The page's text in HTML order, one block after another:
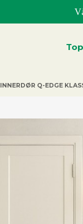
INNERDØR Q-EDGE